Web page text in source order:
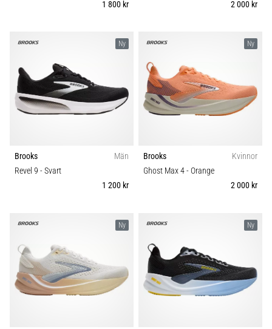
1 800 kr
2 000 kr
Ny
Brooks
Män
Revel 9 - Svart
1 200 kr
Ny
Brooks
Kvinnor
Ghost Max 4- Orange
2 000 kr
Ny Ny